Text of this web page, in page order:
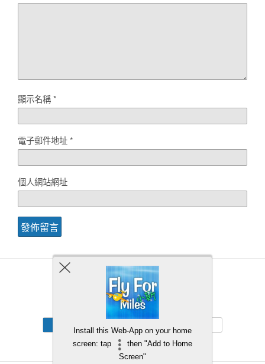
顯示名稱*
電子郵件地址*
個人網站網址
Back to top
Install this Web-App on your home
screen: tap
then "Add to Home
Screen"